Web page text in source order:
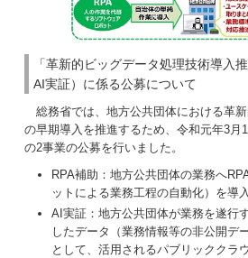
「革新的ビッグデータ処理技術導入
AI実証）に係る公募について
総務省では、地方公共団体における革
の早期導入を推進するため、令和元年3月
の2事業の公募を行いました。
RPA補助：地方公共団体の業務へ
ットによる業務工程の自動化）を導
AI実証：地方公共団体が業務を遂行
したデータ（業務情報等の非公開デ
として、活用されるパブリッククラ